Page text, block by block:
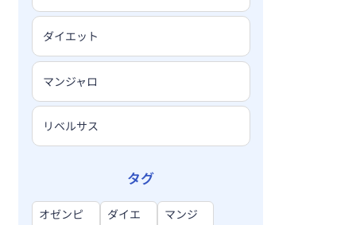
ダイエット
マンジャロ
リベルサス
タグ
オゼンピ
ダイエ
マンジ